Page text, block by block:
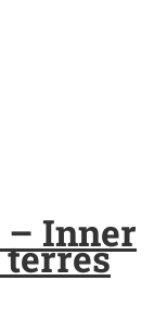
– Inner
terres